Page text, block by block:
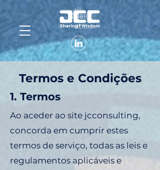
Termos e Condições
1. Termos
Ao aceder ao site jcconsulting,
concorda em cumprir estes
termos de serviço, todas as leis e
regulamentos aplicáveis ​​e